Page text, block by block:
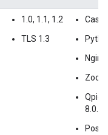
1.0, 1.1, 1.2
TLS 1.3
Qpid
8.0.6